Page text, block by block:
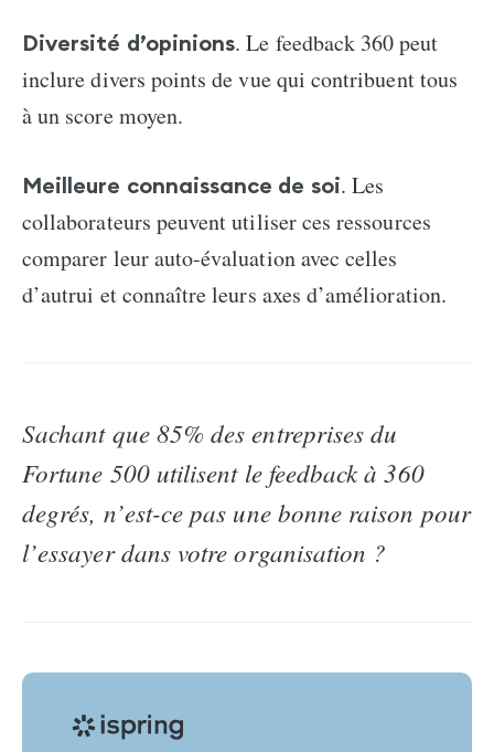
Diversité d’opinions. Le feedback 360 peut
inclure divers points de vue qui contribuent tous
à un score moyen.
Meilleure connaissance de soi. Les
collaborateurs peuvent utiliser ces ressources
comparer leur auto-évaluation avec celles
d’autrui et connaître leurs axes d’amélioration.
Sachant que 85% des entreprises du
Fortune 500 utilisent le feedback à 360
degrés, n’est-ce pas une bonne raison pour
l’essayer dans votre organisation ?